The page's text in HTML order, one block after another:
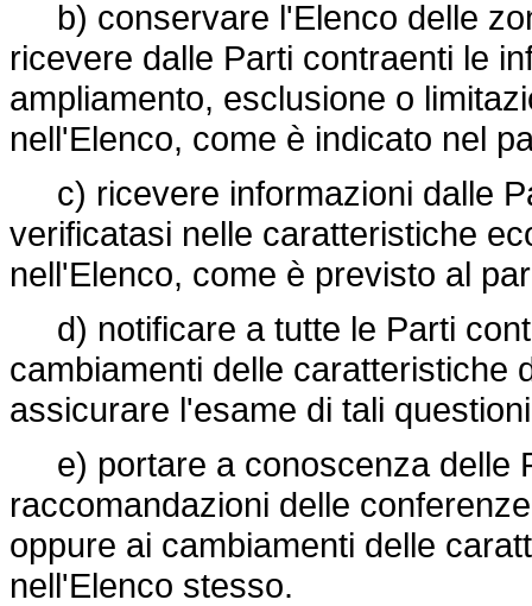
b) conservare l'Elenco delle
ricevere dalle Parti contraenti le
ampliamento, esclusione o
nell'Elenco, come è indicato nel
c) ricevere informazioni dalle
verificatasi nelle caratteristiche
nell'Elenco, come è previsto al
d) notificare a tutte le Parti
cambiamenti delle caratteristiche
assicurare l'esame di tali
e) portare a conoscenza delle
raccomandazioni delle
oppure ai cambiamenti delle
nell'Elenco stesso.